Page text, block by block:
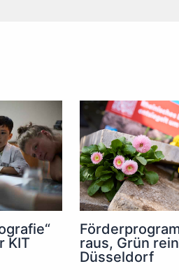
KIT
raus, Grün
Düsseldorf